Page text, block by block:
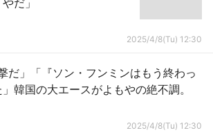
だ」
2025/4/8(Tu) 12:30
だ」「『ソン・フンミンはもう終わっ
韓国の大エースがよもやの絶不調。
2025/4/8(Tu) 12:30